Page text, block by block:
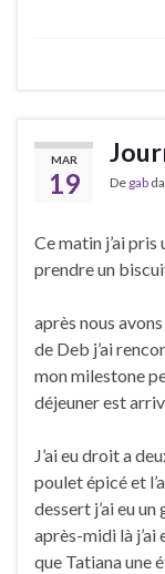
MAR
19 De gab
Ce matin j’ai pris
prendre un
après nous
de Deb j’ai
mon milestone
déjeuner est
J’ai eu droit a
poulet épicé et
dessert j’ai eu
après-midi là
que Tatiana une